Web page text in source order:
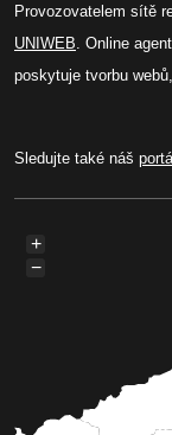
Provozovatelem sítě
UNIWEB. Online
poskytuje tvorbu
Sledujte také náš
+
−